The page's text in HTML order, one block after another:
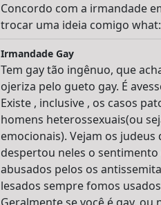
Concordo com a irmandade
trocar uma ideia comigo what:
Irmandade Gay
Tem gay tão ingênuo, que
ojeriza pelo gueto gay. É
Existe , inclusive , os casos
homens heterossexuais(ou
emocionais). Vejam os
despertou neles o
abusados pelos os
lesados sempre fomos